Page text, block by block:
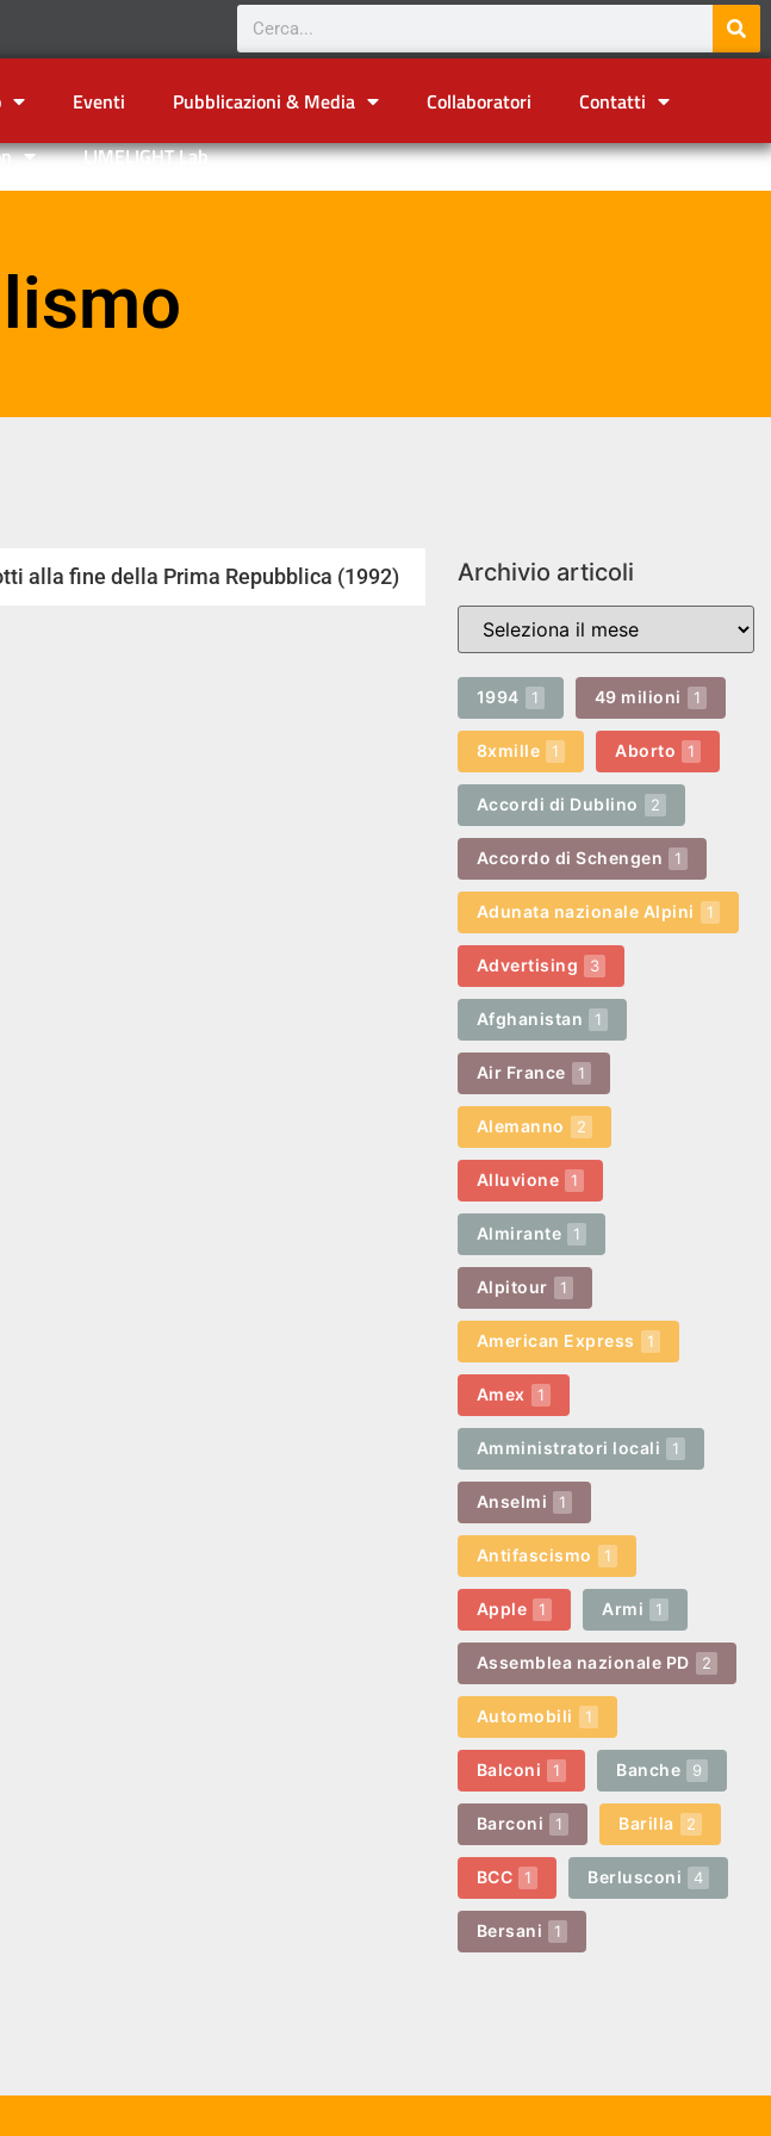
Eventi Pubblicazioni & Media Collaboratori
Contatti
LIMELIGHT Lab
alla fine della Prima Repubblica (1992) Archivio articoli
1994 1 49 milioni 1
8xmille 1 Aborto 1
Accordi di Dublino 2
Accordo di Schengen 1
Adunata nazionale Alpini 1
Advertising 3
Afghanistan 1
Air France 1
Alemanno 2
Alluvione 1
Almirante 1
Alpitour 1
American Express 1
Amex 1
Amministratori locali 1
Anselmi 1
Antifascismo 1
Apple 1 Armi 1
Assemblea nazionale PD 2
Automobili 1
Balconi 1 Banche 9
Barconi 1 Barilla 2
BCC 1 Berlusconi 4
Bersani 1